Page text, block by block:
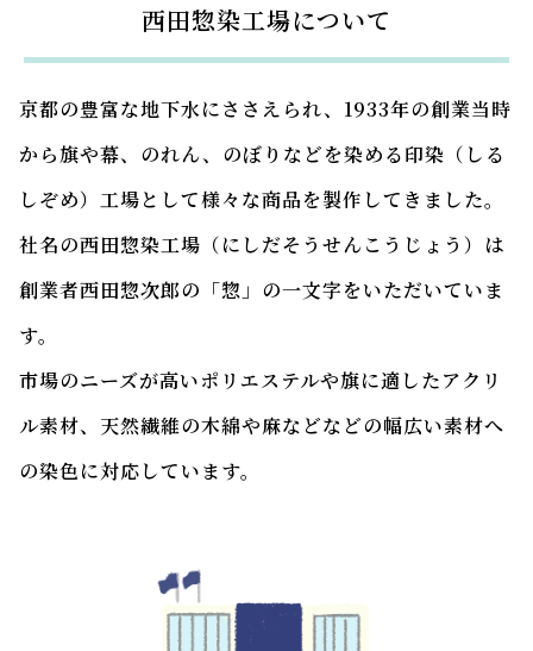
西田惣染工場について
京都の豊富な地下水にささえられ、1933年の創業当時
から旗や幕、のれん、のぼりなどを染める印染（しる
しぞめ）工場として様々な商品を製作してきました。
社名の西田惣染工場（にしだそうせんこうじょう）は
創業者西田惣次郎の「惣」の一文字をいただいていま
す。
市場のニーズが高いポリエステルや旗に適したアクリ
ル素材、天然繊維の木綿や麻などなどの幅広い素材へ
の染色に対応しています。